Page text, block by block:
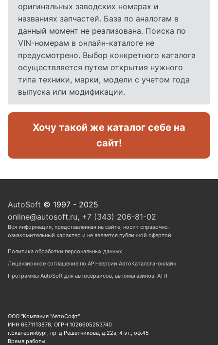
оригинальных заводских номерах и
названиях запчастей. База по аналогам в
данный момент не реализована. Поиска по
VIN-номерам в онлайн-каталоге не
предусмотрено. Выбор конкретного каталога
осуществляется путем открытия нужного
типа техники, марки, модели с учетом года
выпуска или модификации.
Хочу такой же каталог себе на
сайт!
AutoSoft © 1997 - 2025
online@autosoft.ru, +7 (343) 206-81-02
Вся информация, представленная на сайте, носит справочно-
ознакомительный характер и не является публичной офертой.
Политика обработки персональных данных
Лицензионное соглашение по API-версии АвтоКаталога-онлайн
Программы AutoSoft для автосервисов, автомагазинов, АТП
ООО "Компания "АвтоСофт",
ИНН 6671113878, ОГРН 1026605253740
г.Екатеринбург, пр-д Решетникова, д.22а, 4 эт., оф.45
Время работы: